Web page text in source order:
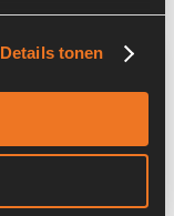
Details tonen